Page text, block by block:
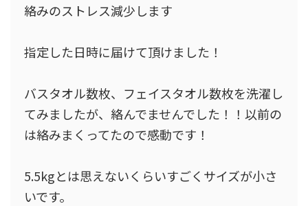
絡みのストレス減少します
指定した日時に届けて頂けました！
バスタオル数枚、フェイスタオル数枚を洗濯し
てみましたが、絡んでませんでした！！以前の
は絡みまくってたので感動です！
5.5kgとは思えないくらいすごくサイズが小さ
いです。